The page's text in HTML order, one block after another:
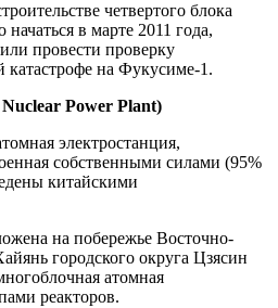
четвертого блока
в марте 2011 года,
провести проверку
катастрофе на Фукусиме-1.
Power Plant)
электростанция,
собственными силами (95%
китайскими
на побережье Восточно-
городского округа Цзясин
атомная
реакторов.